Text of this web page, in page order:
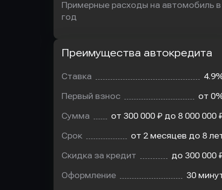
Примерные расходы на автомобиль в
год
Преимущества автокредита
Ставка
Первый взнос от
Сумма от 300 000 ₽ до 8 000 000
Срок от 2 месяцев до 8
Скидка за кредит до 300 000
Оформление 30